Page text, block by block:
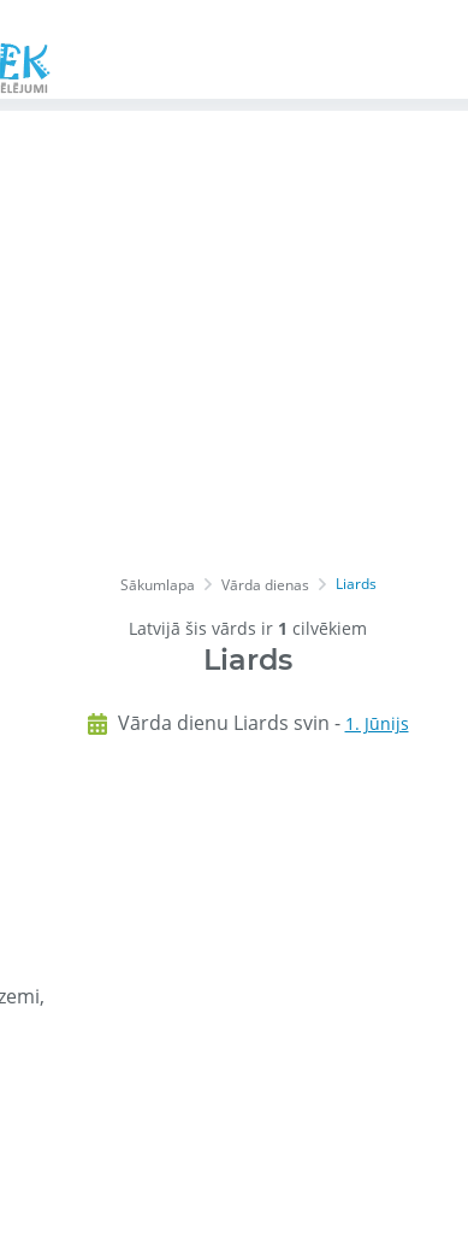
Sākumlapa Vārda dienas Liards
Latvijā šis vārds ir 1 cilvēkiem
Liards
Vārda dienu Liards svin - 1. Jūnijs